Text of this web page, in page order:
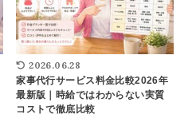
2026.06.28
家事代行サービス料金比較2026年
最新版｜時給ではわからない実質
コストで徹底比較